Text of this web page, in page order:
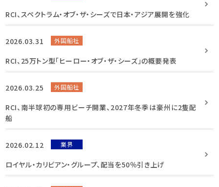
RCI、スペクトラム・オブ・ザ・シーズで日本・アジア展開を強化
2026.03.31 外国船社
RCI、25万トン型「ヒーロー・オブ・ザ・シーズ」の概要発表
2026.03.25 外国船社
RCI、南半球初の専用ビーチ開業、2027年冬季は豪州に2隻配
船
2026.02.12 業界
ロイヤル・カリビアン・グループ、配当を50％引き上げ